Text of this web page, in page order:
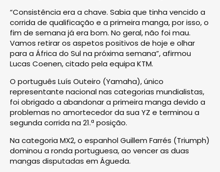
“Consistência era a chave. Sabia que tinha vencido a
corrida de qualificação e a primeira manga, por isso, o
fim de semana já era bom. No geral, não foi mau.
Vamos retirar os aspetos positivos de hoje e olhar
para a África do Sul na próxima semana”, afirmou
Lucas Coenen, citado pela equipa KTM.
O português Luís Outeiro (Yamaha), único
representante nacional nas categorias mundialistas,
foi obrigado a abandonar a primeira manga devido a
problemas no amortecedor da sua YZ e terminou a
segunda corrida na 21.ª posição.
Na categoria MX2, o espanhol Guillem Farrés (Triumph)
dominou a ronda portuguesa, ao vencer as duas
mangas disputadas em Águeda.